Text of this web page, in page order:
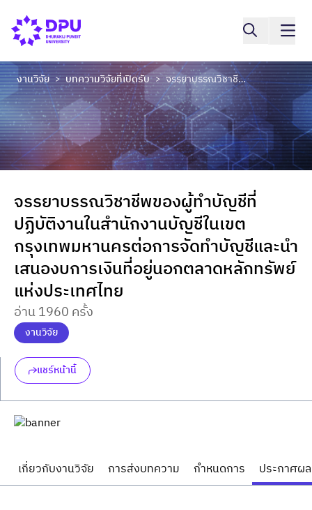
งานวิจัย > บทความวิจัยที่เปิดรับ > จรรยาบรรณวิชาชีพของผู้ทำบัญชีที่ปฏิบัติงานในสำนักงานบัญชีในเขตกรุงเทพมหานครต่อการจัดทำบัญชีและนำเสนองบการเงินที่อยู่นอกตลาดหลักทรัพย์แห่งประเทศไทย
จรรยาบรรณวิชาชีพของผู้ทำบัญชีที่
ปฏิบัติงานในสำนักงานบัญชีในเขต
กรุงเทพมหานครต่อการจัดทำบัญชีและนำ
เสนองบการเงินที่อยู่นอกตลาดหลักทรัพย์
แห่งประเทศไทย
อ่าน 1960 ครั้ง
งานวิจัย
แชร์หน้านี้
เกี่ยวกับงานวิจัย การส่งบทความ กำหนดการ ประกาศผล